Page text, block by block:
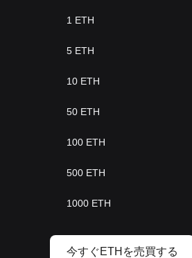
1 ETH
5 ETH
10 ETH
50 ETH
100 ETH
500 ETH
1000 ETH
今すぐETHを売買する